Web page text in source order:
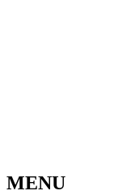
MENU